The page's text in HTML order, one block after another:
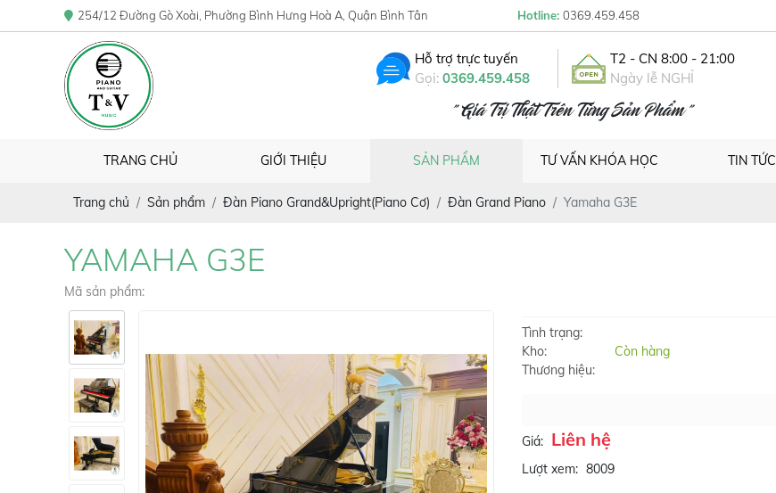
254/12 Đường Gò Xoài, Phường Bình Hưng Hoà A, Quận Bình Tân Hotline: 0369.459.458
Hỗ trợ trực tuyến
Gọi: 0369.459.458
T2 - CN 8:00 - 21:00
Ngày lễ NGHỈ
" Giá Trị Thật Trên Từng Sản Phẩm "
TRANG CHỦ GIỚI THIỆU SẢN PHẨM TƯ VẤN KHÓA HỌC TIN TỨC
Trang chủ Sản phẩm Đàn Piano Grand&Upright(Piano Cơ) Đàn Grand Piano Yamaha G3E
YAMAHA G3E
Mã sản phẩm:
Tình trạng:
Kho:
Còn hàng
Thương hiệu:
Giá: Liên hệ
Lượt xem: 8009